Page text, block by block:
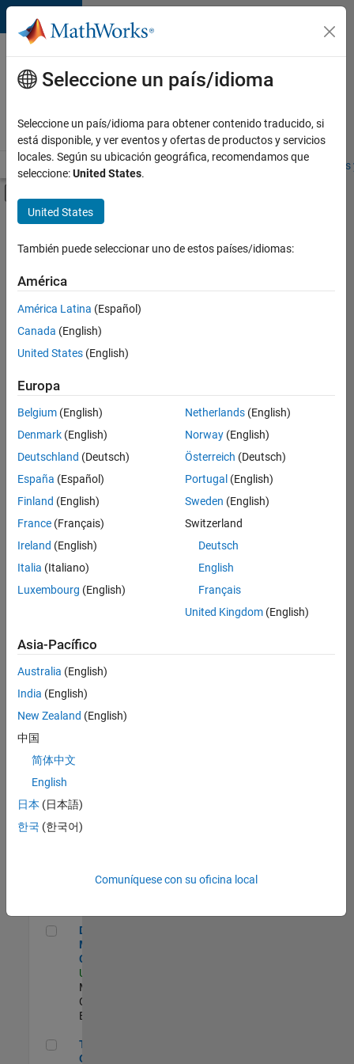
Saltar al contenido
Ofertas
de
empleo
MathWorks
Visión general Búsqueda de empleo Oficinas locales
Contenido principal
FILTRADO POR
Education Sales
Marketing Communications
Office and Administrative Services
Ordenar por
Guardar
empleos
seleccionados
No se
han
traducido
todos
los
empleos.
Busque
por
ubicación
todos
empleos
en su
zona.
Principal Identity Security Engineer - AD & MS Entra ID
US-MA-Natick
| Experimentado
US-MA-Natick
Information Technology
Director of Digital Marketing and Campaigns
Director of Digital
Marketing and
Campaigns
US-MA-Natick
Marketing
Communications |
Experimentado
Technical Product Owner
Technical Product
Owner
Seleccione un país/idioma
Seleccione un país/idioma para obtener contenido traducido, si
está disponible, y ver eventos y ofertas de productos y servicios
locales. Según su ubicación geográfica, recomendamos que
seleccione:United States.
United States
También puede seleccionar uno de estos países/idiomas:
América
América Latina (Español)
Canada (English)
United States (English)
Europa
Belgium (English)
Denmark (English)
Deutschland (Deutsch)
España (Español)
Finland (English)
France (Français)
Ireland (English)
Italia (Italiano)
Luxembourg (English)
Netherlands(English)
Norway(English)
Österreich (Deutsch)
Portugal (English)
Sweden (English)
Switzerland
Deutsch
English
Français
United Kingdom(English)
Asia-Pacífico
Australia (English)
India (English)
New Zealand (English)
中国
简体中文
English
日本 (日本語)
한국 (한국어)
Comuníquese con su oficina local